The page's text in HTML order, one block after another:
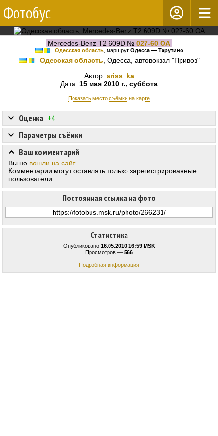
Фотобус
Mercedes-Benz T2 609D № 027-60 ОА
Одесская область, маршрут Одесса — Тарутино
Одесская область , Одесса, автовокзал "Привоз"
Автор: ariss_ka
Дата: 15 мая 2010 г., суббота
Показать место съёмки на карте
Статистика
Опубликовано 16.05.2010 16:59 MSK
Просмотров — 566
Подробная информация
Оценка +4
Постоянная ссылка на фото
Параметры съёмки
Ваш комментарий
Вы не вошли на сайт.
Комментарии могут оставлять только зарегистрированные
пользователи.